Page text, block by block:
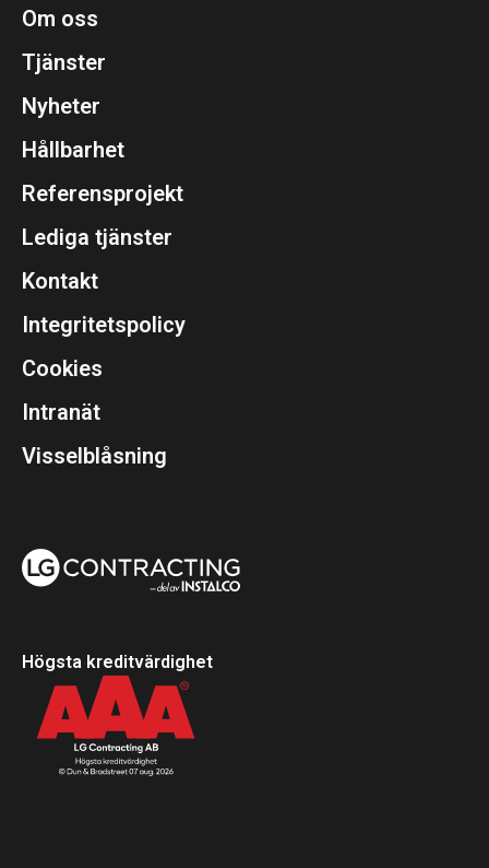
Högsta kreditvärdighet
Om oss
Tjänster
Nyheter
Hållbarhet
Referensprojekt
Lediga tjänster
Kontakt
Integritetspolicy
Cookies
Intranät
Visselblåsning